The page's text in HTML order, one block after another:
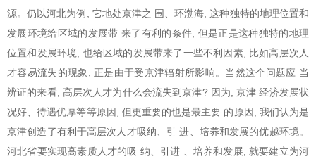
源。仍以河北为例, 它地处京津之 围、环渤海, 这种独特的地理位置和
发展环境给区域的发展带 来了有利的条件, 但是正是这种独特的地理
位置和发展环境, 也给区域的发展带来了一些不利因素, 比如高层次人
才容易流失的现象, 正是由于受京津辐射所影响。当然这个问题应 当
辨证的来看, 高层次人才为什么会流失到京津? 因为, 京津 经济发展状
况好、待遇优厚等等原因, 但更重要的也是最主要 的原因, 我们认为是
京津创造了有利于高层次人才吸纳、引 进、培养和发展的优越环境。
河北省要实现高素质人才的吸 纳、引进 、培养和发展, 就要建立为河